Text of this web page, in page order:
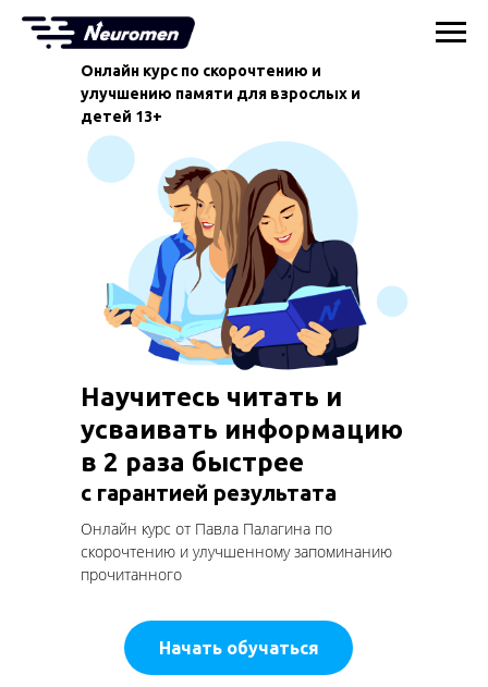
Онлайн курс от Павла Палагина по
скорочтению и улучшенному запоминанию
прочитанного
с гарантией результата
Начать обучаться
Научитесь читать и
усваивать информацию
в 2 раза быстрее
Онлайн курс по скорочтению и
улучшению памяти для взрослых и
детей 13+